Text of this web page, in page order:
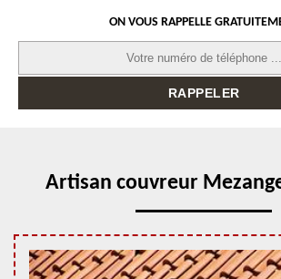
ON VOUS RAPPELLE
Artisan couvreur